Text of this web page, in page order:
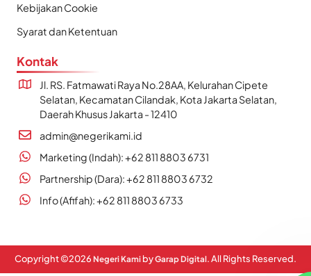
Kebijakan Cookie
Syarat dan Ketentuan
Kontak
Jl. RS. Fatmawati Raya No.28AA, Kelurahan Cipete
Selatan, Kecamatan Cilandak, Kota Jakarta Selatan,
Daerah Khusus Jakarta - 12410
admin@negerikami.id
Marketing (Indah): +62 811 8803 6731
Partnership (Dara): +62 811 8803 6732
Info (Afifah): +62 811 8803 6733
Copyright ©2026 Negeri Kami byGarap Digital. All Rights Reserved.